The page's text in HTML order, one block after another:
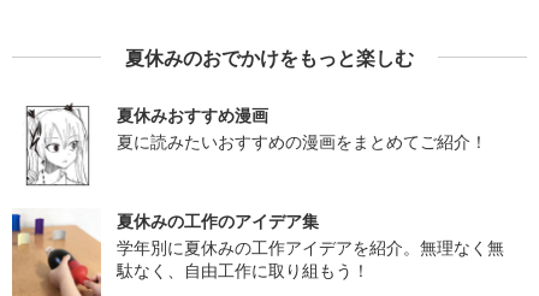
夏休みのおでかけをもっと楽しむ
夏休みおすすめ漫画
夏に読みたいおすすめの漫画をまとめてご紹介！
夏休みの工作のアイデア集
学年別に夏休みの工作アイデアを紹介。無理なく無
駄なく、自由工作に取り組もう！